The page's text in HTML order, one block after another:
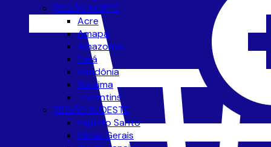
REGIÃO NORTE
Acre
Amapá
Amazonas
Pará
Rondônia
Roraima
Tocantins
REGIÃO SUDESTE
Espírito Santo
Minas Gerais